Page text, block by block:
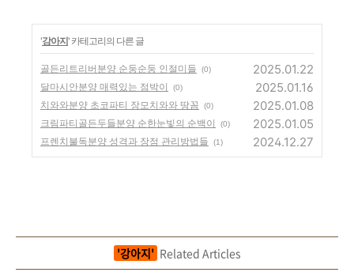
'강아지' 카테고리의 다른 글
골든리트리버분양 순둥순둥 인절미들 (0) 2025.01.22
달마시안분양 매력있는 점박이 (0) 2025.01.16
치와와분양 초코파티 장모치와와 땅꼼 (0) 2025.01.08
크림파티골든두들분양 순한눈빛의 순백이 (0) 2025.01.05
프렌치불독분양 성격과 장점 관리방법들 (1) 2024.12.27
'강아지' Related Articles